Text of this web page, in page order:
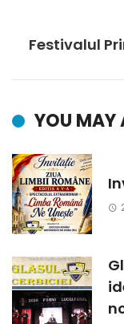
Festivalul
YOU MAY